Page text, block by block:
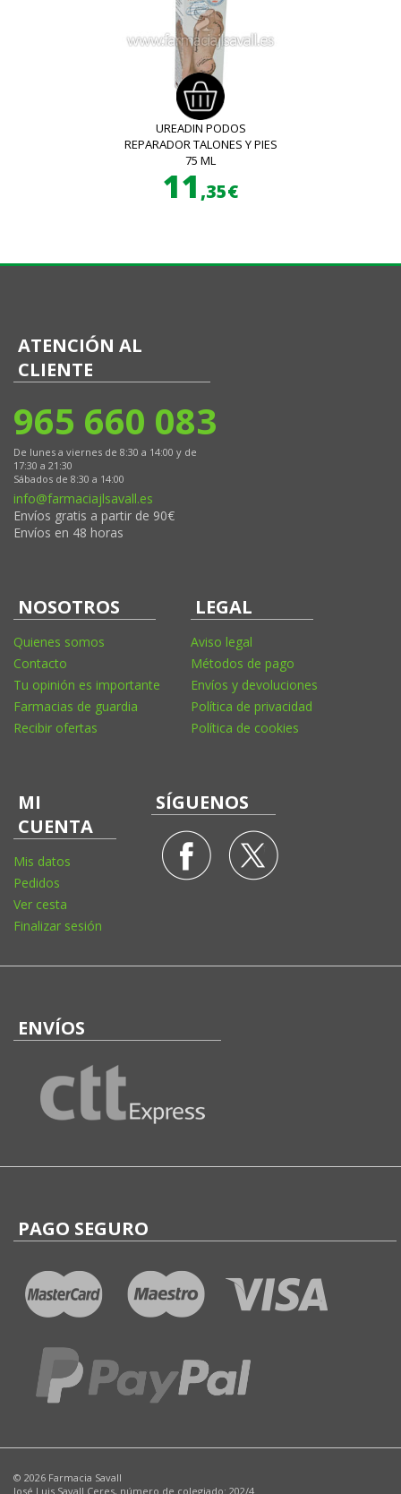
UREADIN PODOS
REPARADOR TALONES Y PIES
75 ML
11 ,35€
ATENCIÓN AL
CLIENTE
965 660 083
De lunes a viernes de 8:30 a 14:00 y de
17:30 a 21:30
Sábados de 8:30 a 14:00
info@farmaciajlsavall.es
Envíos gratis a partir de 90€
Envíos en 48 horas
NOSOTROS
Quienes somos
Contacto
Tu opinión es importante
Farmacias de guardia
Recibir ofertas
LEGAL
Aviso legal
Métodos de pago
Envíos y devoluciones
Política de privacidad
Política de cookies
MI
CUENTA
Mis datos
Pedidos
Ver cesta
Finalizar sesión
SÍGUENOS
ENVÍOS
PAGO SEGURO
© 2026 Farmacia Savall
José Luis Savall Ceres, número de colegiado: 202/4